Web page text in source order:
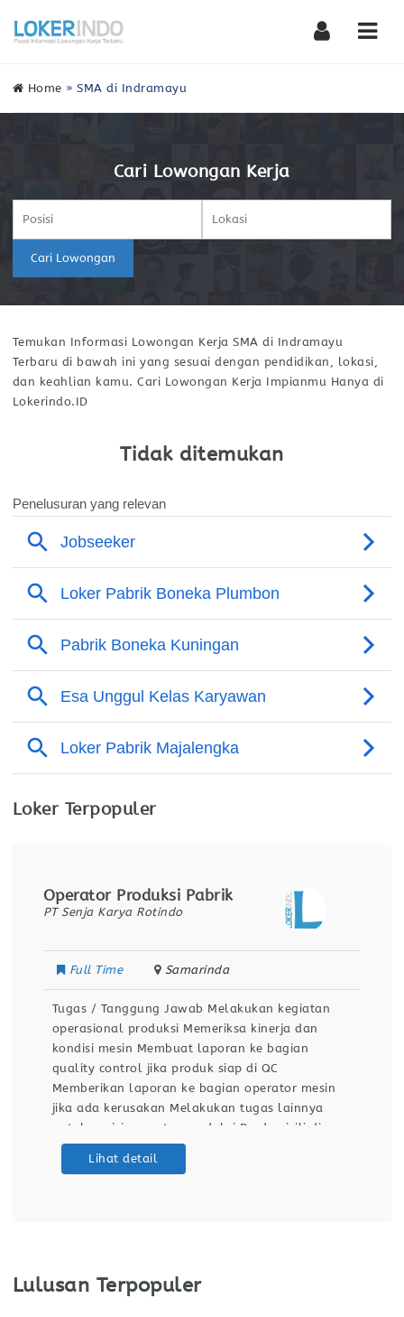
Home »SMA di Indramayu
Cari Lowongan Kerja
Cari Lowongan
Temukan Informasi Lowongan Kerja SMA di Indramayu
Terbaru di bawah ini yang sesuai dengan pendidikan, lokasi,
dan keahlian kamu. Cari Lowongan Kerja Impianmu Hanya di
Lokerindo.ID
Tidak ditemukan
Loker Terpopuler
Operator Produksi Pabrik
PT Senja Karya Rotindo
Full Time Samarinda
Tugas / Tanggung Jawab Melakukan kegiatan
operasional produksi Memeriksa kinerja dan
kondisi mesin Membuat laporan ke bagian
quality control jika produk siap di QC
Memberikan laporan ke bagian operator mesin
jika ada kerusakan Melakukan tugas lainnya
untuk posisi operator produksi Berdomisili di
Samarinda Kualifikasi / Persyaratan Pendidikan
Lihat detail
Lulusan Terpopuler